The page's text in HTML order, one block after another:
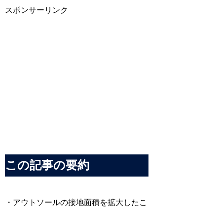
スポンサーリンク
この記事の要約
・アウトソールの接地面積を拡大したこ